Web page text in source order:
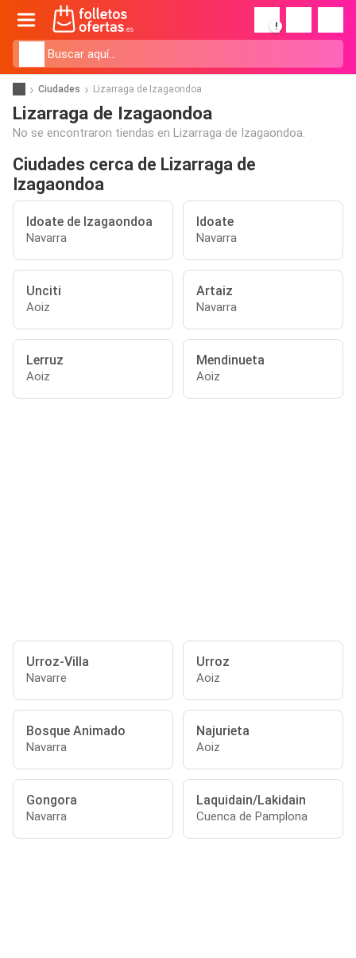
!
Ciudades Lizarraga de Izagaondoa
Lizarraga de Izagaondoa
No se encontraron tiendas en Lizarraga de Izagaondoa.
Ciudades cerca de Lizarraga de
Izagaondoa
Idoate de Izagaondoa
Navarra
Idoate
Navarra
Unciti
Aoiz
Artaiz
Navarra
Lerruz
Aoiz
Mendinueta
Aoiz
Urroz-Villa
Navarre
Urroz
Aoiz
Bosque Animado
Navarra
Najurieta
Aoiz
Gongora
Navarra
Laquidain/Lakidain
Cuenca de Pamplona